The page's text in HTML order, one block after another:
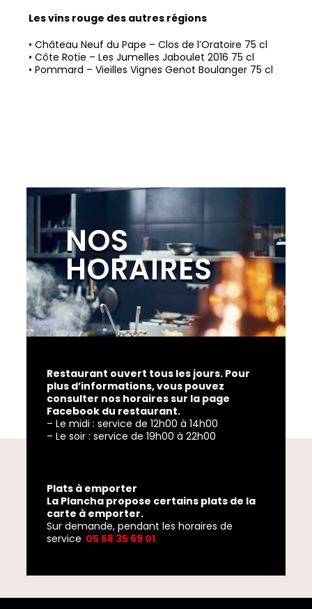
Les vins rouge des autres régions
• Château Neuf du Pape – Clos de l’Oratoire 75 cl
• Côte Rotie – Les Jumelles Jaboulet 2016 75 cl
• Pommard – Vieilles Vignes Genot Boulanger 75 cl
NOS
Restaurant ouvert tous les jours. Pour
plus d’informations, vous pouvez
consulter nos horaires sur la page
Facebook du restaurant.
– Le midi : service de 12h00 à 14h00
– Le soir : service de 19h00 à 22h00
Plats à emporter
La Plancha propose certains plats de la
carte à emporter.
Sur demande, pendant les horaires de
service 05 58 35 69 01